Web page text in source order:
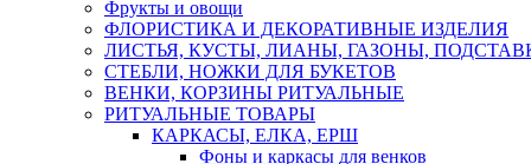
Фрукты и овощи
ФЛОРИСТИКА И ДЕКОРАТИВНЫЕ ИЗДЕЛИЯ
ЛИСТЬЯ, КУСТЫ, ЛИАНЫ, ГАЗОНЫ,
СТЕБЛИ, НОЖКИ ДЛЯ БУКЕТОВ
ВЕНКИ, КОРЗИНЫ РИТУАЛЬНЫЕ
РИТУАЛЬНЫЕ ТОВАРЫ
КАРКАСЫ, ЕЛКА, ЕРШ
Фоны и каркасы для венков